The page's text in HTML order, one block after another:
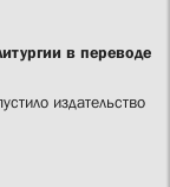
в переводе
издательство